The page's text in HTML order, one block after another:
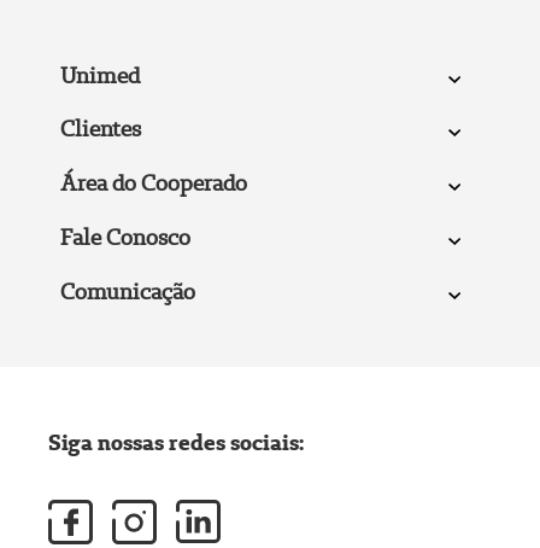
Unimed
Clientes
Área do Cooperado
Fale Conosco
Comunicação
Siga nossas redes sociais: